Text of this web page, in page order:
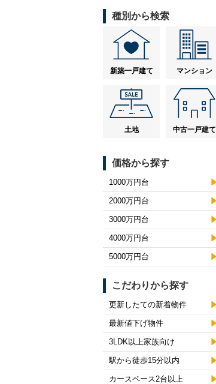
種別から検索
新築一戸建て マンション
土地 中古一戸建て
価格から探す
1000万円台
2000万円台
3000万円台
4000万円台
5000万円台
こだわりから探す
更新したての新着物件
最新値下げ物件
3LDK以上家族向け
駅から徒歩15分以内
カースペース2台以上